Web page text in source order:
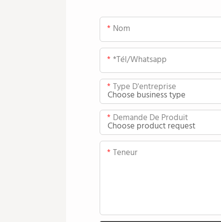
Nom
*tél/whatsapp
Type D'entreprise
Demande De Produit
Teneur